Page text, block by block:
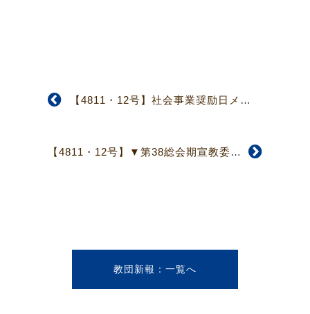
【4811・12号】社会事業奨励日メッセージ
【4811・12号】▼第38総会期宣教委員会▲ 台湾訪問、宣教力に触れる
教団新報